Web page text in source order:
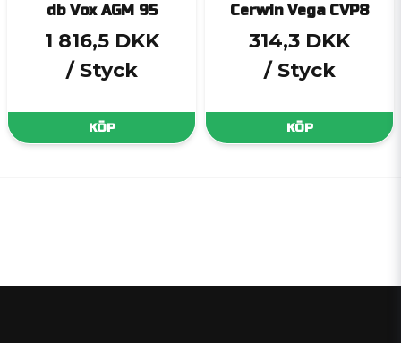
db Vox AGM 95
1 816,5 DKK
/ Styck
KÖP
Cerwin Vega CVP8
314,3 DKK
/ Styck
KÖP